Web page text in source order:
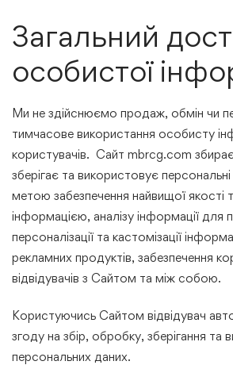
Загальний
особистої
Ми не здійснюємо продаж, обмін чи
тимчасове використання особисту
користувачів. Cайт mbrcg.com
зберігає та використовує персональні
метою забезпечення найвищої якості
інформацією, аналізу інформації для
персоналізації та кастомізації
рекламних продуктів, забезпечення
відвідувачів з Сайтом та між собою.
Користуючись Сайтом відвідувач
згоду на збір, обробку, зберігання та
персональних даних.